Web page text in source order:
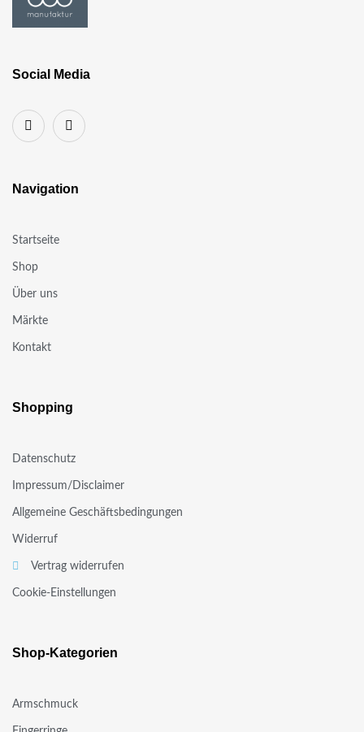
Social Media
Navigation
Startseite
Shop
Über uns
Märkte
Kontakt
Shopping
Datenschutz
Impressum/Disclaimer
Allgemeine Geschäftsbedingungen
Widerruf
Vertrag widerrufen
Cookie-Einstellungen
Shop-Kategorien
Armschmuck